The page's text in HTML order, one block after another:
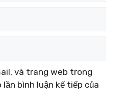
và trang web trong
bình luận kế tiếp của